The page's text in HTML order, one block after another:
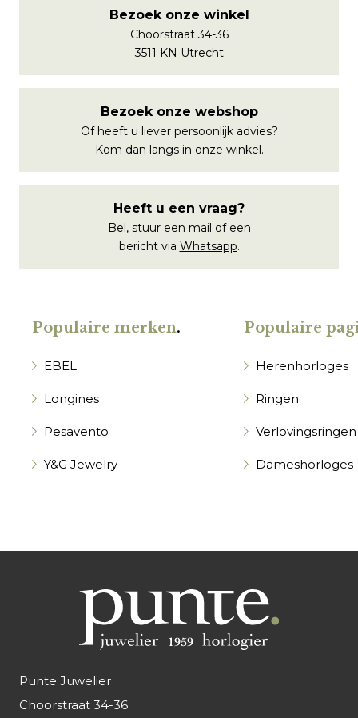
Bezoek onze winkel
Choorstraat 34-36
3511 KN Utrecht
Bezoek onze webshop
Of heeft u liever persoonlijk advies?
Kom dan langs in onze winkel.
Heeft u een vraag?
Bel, stuur een mail of een
bericht via Whatsapp.
Populaire merken.
EBEL
Longines
Pesavento
Y&G Jewelry
Populaire
Herenhorloges
Ringen
Verlovingsringen
Dameshorloges
Punte Juwelier
Choorstraat 34-36